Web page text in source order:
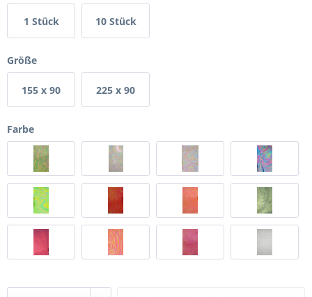
1 Stück 10 Stück
Größe
155 x 90 225 x 90
Farbe